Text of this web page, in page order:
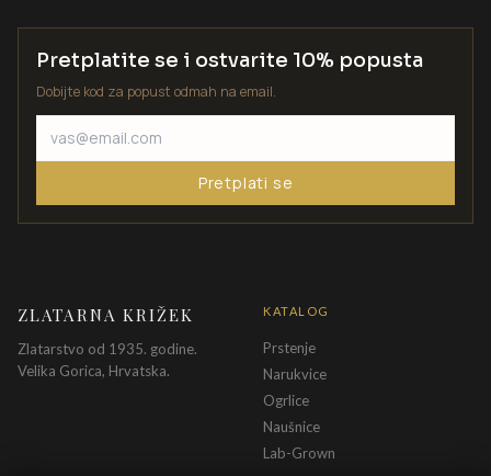
Pretplatite se i ostvarite 10% popusta
Dobijte kod za popust odmah na email.
Pretplati se
ZLATARNA KRIŽEK
Zlatarstvo od 1935. godine.
Velika Gorica, Hrvatska.
KATALOG
Prstenje
Narukvice
Ogrlice
Naušnice
Lab-Grown